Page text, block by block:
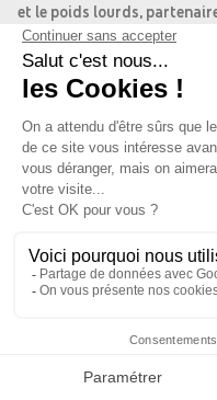
et le poids lourds,
OBJECTIF DU POSTE :
technico-commercial
(44) pour assurer le
produits peinture et
professionnels.
MISSIONS :
Gestion et
Prospection et
Participation aux
Recouvrement des
Postuler
vers le site
partenaire